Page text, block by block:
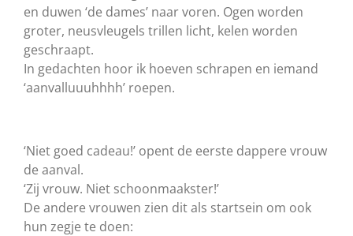
en duwen ‘de dames’ naar voren. Ogen worden
groter, neusvleugels trillen licht, kelen worden
geschraapt.
In gedachten hoor ik hoeven schrapen en iemand
‘aanvalluuuhhhh’ roepen.
‘Niet goed cadeau!’ opent de eerste dappere vrouw
de aanval.
‘Zij vrouw. Niet schoonmaakster!’
De andere vrouwen zien dit als startsein om ook
hun zegje te doen: